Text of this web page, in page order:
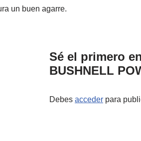
un buen agarre.
Sé el primero
BUSHNELL
Debes acceder para